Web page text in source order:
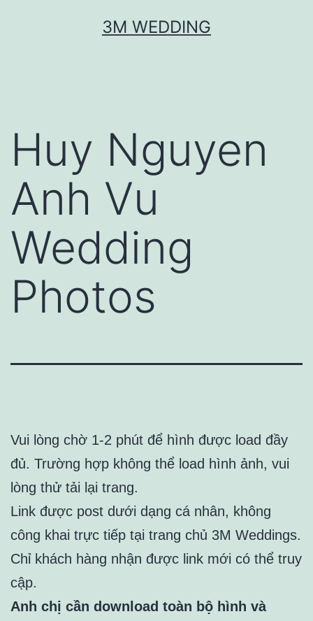
3M WEDDING
Huy Nguyen
Anh Vu
Wedding
Photos
Vui lòng chờ 1-2 phút để hình được load đầy
đủ. Trường hợp không thể load hình ảnh, vui
lòng thử tải lại trang.
Link được post dưới dạng cá nhân, không
công khai trực tiếp tại trang chủ 3M Weddings.
Chỉ khách hàng nhận được link mới có thể truy
cập.
Anh chị cần download toàn bộ hình và